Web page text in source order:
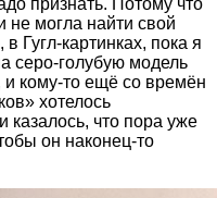
не могла найти свой
Гугл-картинках, пока я
серо-голубую модель
и кому-то ещё со времён
хотелось
казалось, что пора уже
он наконец-то